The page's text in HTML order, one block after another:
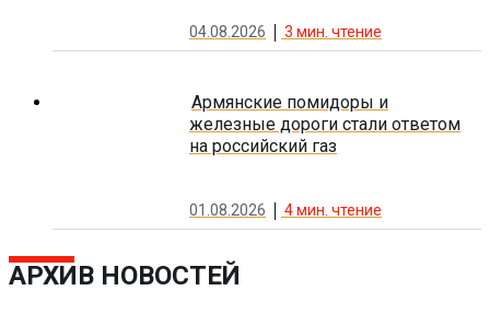
04.08.2026 3 мин. чтение
Армянские помидоры и
железные дороги стали ответом
на российский газ
01.08.2026 4мин. чтение
АРХИВ НОВОСТЕЙ